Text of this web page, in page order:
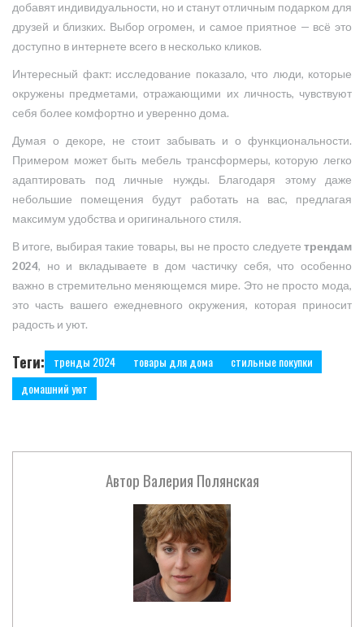
добавят индивидуальности, но и станут отличным подарком для
друзей и близких. Выбор огромен, и самое приятное — всё это
доступно в интернете всего в несколько кликов.
Интересный факт: исследование показало, что люди, которые
окружены предметами, отражающими их личность, чувствуют
себя более комфортно и уверенно дома.
Думая о декоре, не стоит забывать и о функциональности.
Примером может быть мебель трансформеры, которую легко
адаптировать под личные нужды. Благодаря этому даже
небольшие помещения будут работать на вас, предлагая
максимум удобства и оригинального стиля.
В итоге, выбирая такие товары, вы не просто следуете трендам
2024, но и вкладываете в дом частичку себя, что особенно
важно в стремительно меняющемся мире. Это не просто мода,
это часть вашего ежедневного окружения, которая приносит
радость и уют.
Теги: тренды 2024 товары для дома
стильные покупки
домашний уют
Автор Валерия Полянская